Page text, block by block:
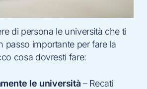
di persona le università che ti
passo importante per fare la
cosa dovresti fare:
le università– Recati